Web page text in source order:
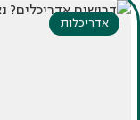
אדריכלות